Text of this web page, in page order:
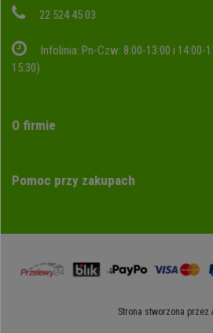
22 524 45 03
Infolinia: Pn-Czw: 8:00-13:00 i 14:00-
15:30)
O firmie
Pomoc przy zakupach
Strona stworzona przez